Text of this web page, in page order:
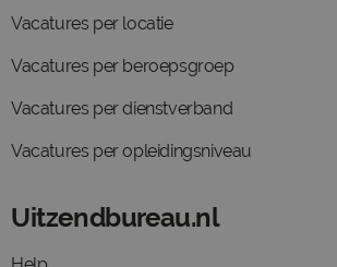
Vacatures per locatie
Vacatures per beroepsgroep
Vacatures per dienstverband
Vacatures per opleidingsniveau
Uitzendbureau.nl